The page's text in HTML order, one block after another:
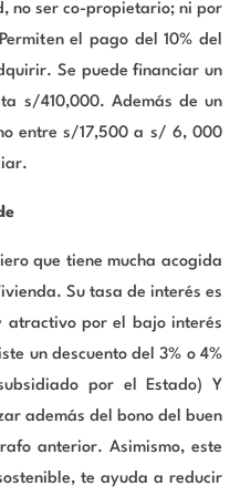
no ser co-propietario; ni por
el pago del 10% del
Se puede financiar un
s/410,000. Además de un
entre s/17,500 a s/ 6, 000
que tiene mucha acogida
Su tasa de interés es
atractivo por el bajo interés
un descuento del 3% o 4%
por el Estado) Y
además del bono del buen
anterior. Asimismo, este
te ayuda a reducir